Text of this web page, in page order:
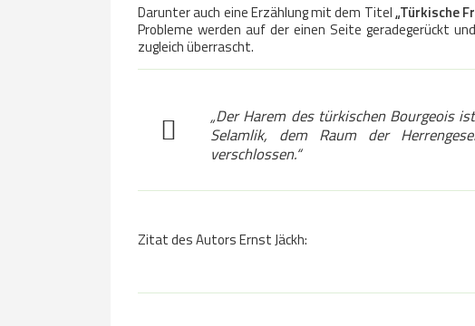
Darunter auch eine Erzählung mit dem Titel„Türkische
Probleme werden auf der einen Seite geradegerückt
zugleich überrascht.
„Der Harem des türkischen Bourgeois
Selamlik, dem Raum der
verschlossen.“
Zitat des Autors Ernst Jäckh: